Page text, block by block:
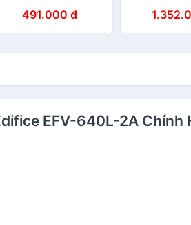
491.000 đ
EFV-640L-2A Chính